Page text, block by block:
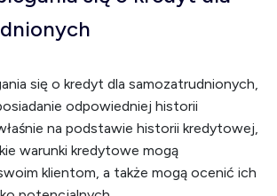
się o kredyt dla samozatrudnionych,
odpowiedniej historii
na podstawie historii kredytowej,
warunki kredytowe mogą
klientom, a także mogą ocenić ich